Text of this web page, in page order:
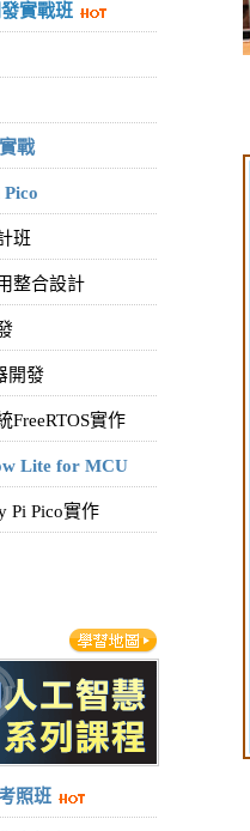
實戰班
戰
班
整合設計
開發
FreeRTOS實作
Lite for MCU
Pi Pico實作
照班